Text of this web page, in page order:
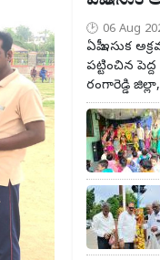
06 Aug
ఏపీ ఇసుక
పట్టించిన
రంగారెడ్డి